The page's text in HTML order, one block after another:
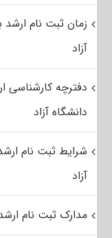
زمان ثبت نام ارشد
آزاد
دفترچه کارشناسی
دانشگاه آزاد
شرایط ثبت نام
آزاد
مدارک ثبت نام